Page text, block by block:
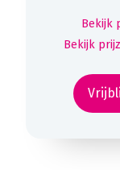
Bekijk
Bekijk